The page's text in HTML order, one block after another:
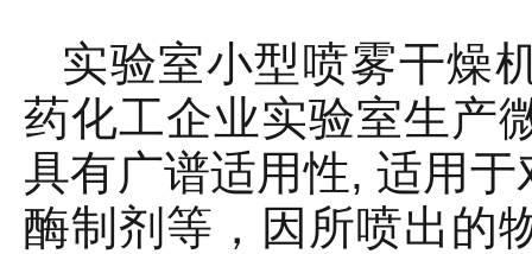
实验室小型喷雾干燥
药化工企业实验室生产
具有广谱适用性, 适用
酶制剂等，因所喷出的